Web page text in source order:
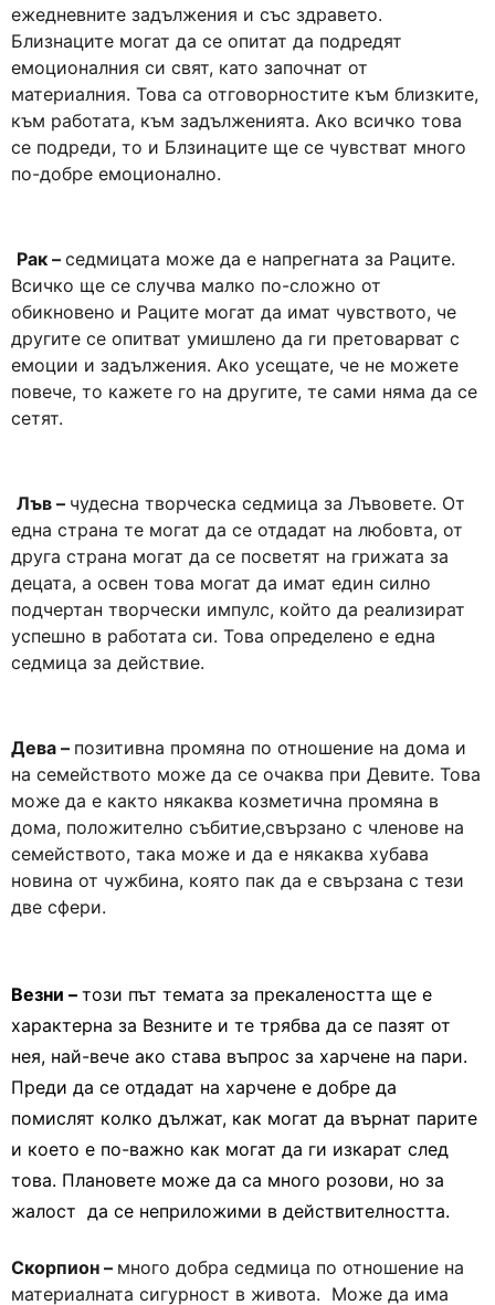
ежедневните задължения и със здравето.
Близнаците могат да се опитат да подредят
емоционалния си свят, като започнат от
материалния. Това са отговорностите към близките,
към работата, към задълженията. Ако всичко това
се подреди, то и Блзинаците ще се чувстват много
по-добре емоционално.
Рак – седмицата може да е напрегната за Раците.
Всичко ще се случва малко по-сложно от
обикновено и Раците могат да имат чувството, че
другите се опитват умишлено да ги претоварват с
емоции и задължения. Ако усещате, че не можете
повече, то кажете го на другите, те сами няма да се
сетят.
Лъв – чудесна творческа седмица за Лъвовете. От
една страна те могат да се отдадат на любовта, от
друга страна могат да се посветят на грижата за
децата, а освен това могат да имат един силно
подчертан творчески импулс, който да реализират
успешно в работата си. Това определено е една
седмица за действие.
Дева – позитивна промяна по отношение на дома и
на семейството може да се очаква при Девите. Това
може да е както някаква козметична промяна в
дома, положително събитие,свързано с членове на
семейството, така може и да е някаква хубава
новина от чужбина, която пак да е свързана с тези
две сфери.
Везни – този път темата за прекалеността ще е
характерна за Везните и те трябва да се пазят от
нея, най-вече ако става въпрос за харчене на пари.
Преди да се отдадат на харчене е добре да
помислят колко дължат, как могат да върнат парите
и което е по-важно как могат да ги изкарат след
това. Плановете може да са много розови, но за
жалост да се неприложими в действителността.
Скорпион – много добра седмица по отношение на
материалната сигурност в живота. Може да има